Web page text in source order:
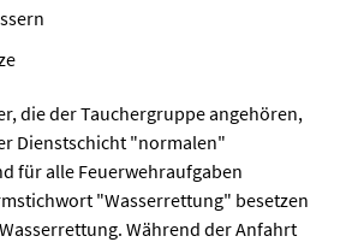
die der Tauchergruppe angehören,
Dienstschicht "normalen"
für alle Feuerwehraufgaben
"Wasserrettung" besetzen
Während der Anfahrt